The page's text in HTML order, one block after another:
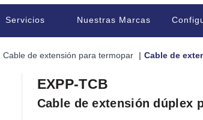
Servicios Nuestras Marcas
Cable de extensión para termopar Cable de
EXPP-TCB
Cable de extensión dúplex